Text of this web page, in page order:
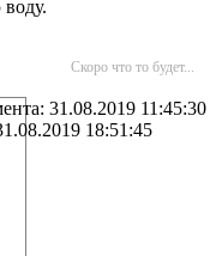
Скоро что то будет...
31.08.2019 11:45:30
18:51:45